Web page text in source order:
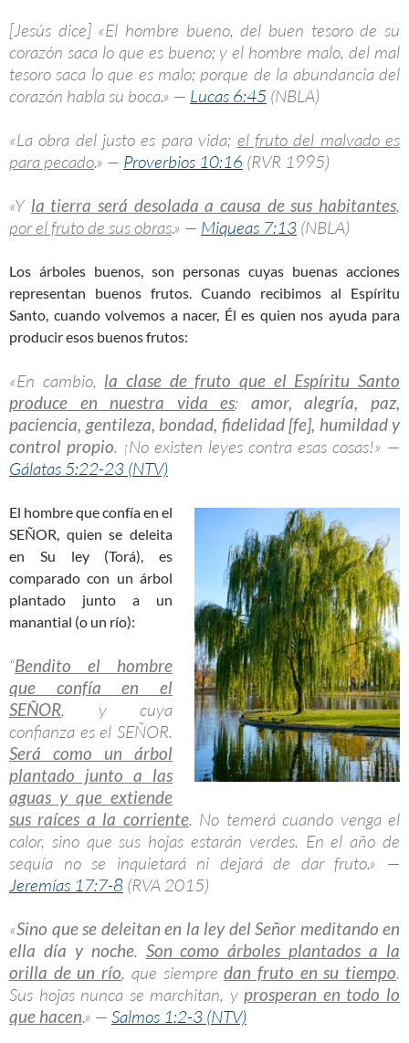
[Jesús dice] «El hombre bueno, del buen tesoro de su
corazón saca lo que es bueno; y el hombre malo, del mal
tesoro saca lo que es malo; porque de la abundancia del
corazón habla su boca.» — Lucas 6:45 (NBLA)
«La obra del justo es para vida; el fruto del malvado es
para pecado.» — Proverbios 10:16 (RVR 1995)
«Y la tierra será desolada a causa de sus habitantes,
por el fruto de sus obras.» — Miqueas 7:13 (NBLA)
Los árboles buenos, son personas cuyas buenas acciones
representan buenos frutos. Cuando recibimos al Espíritu
Santo, cuando volvemos a nacer, Él es quien nos ayuda para
producir esos buenos frutos:
«En cambio, la clase de fruto que el Espíritu Santo
produce en nuestra vida es: amor, alegría, paz,
paciencia, gentileza, bondad, fidelidad [fe], humildad y
control propio. ¡No existen leyes contra esas cosas!» —
Gálatas 5:22-23 (NTV)
El hombre que confía en el
SEÑOR, quien se deleita
en Su ley (Torá), es
comparado con un árbol
plantado junto a un
manantial (o un río):
“Bendito el hombre
que confía en el
SEÑOR, y cuya
confianza es el SEÑOR.
Será como un árbol
plantado junto a las
aguas y que extiende
sus raíces a la corriente. No temerá cuando venga el
calor, sino que sus hojas estarán verdes. En el año de
sequía no se inquietará ni dejará de dar fruto.» —
Jeremías 17:7-8 (RVA 2015)
«Sino que se deleitan en la ley del Señor meditando en
ella día y noche. Son como árboles plantados a la
orilla de un río, que siempredan fruto en su tiempo.
Sus hojas nunca se marchitan, yprosperan en todo lo
que hacen.» — Salmos 1:2-3 (NTV)